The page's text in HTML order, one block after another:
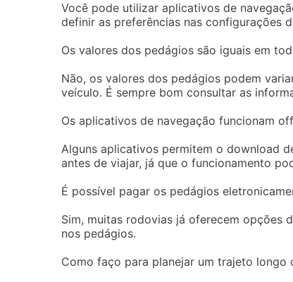
Você pode utilizar aplicativos de
definir as preferências nas configurações
Os valores dos pedágios são iguais em
Não, os valores dos pedágios podem
veículo. É sempre bom consultar as
Os aplicativos de navegação funcionam
Alguns aplicativos permitem o download
antes de viajar, já que o funcionamento
É possível pagar os pedágios
Sim, muitas rodovias já oferecem opções
nos pedágios.
Como faço para planejar um trajeto longo